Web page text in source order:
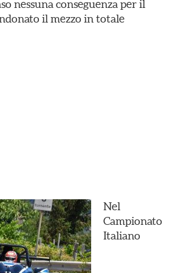
nessuna conseguenza per il
il mezzo in totale
Nel
Campionato
Italiano